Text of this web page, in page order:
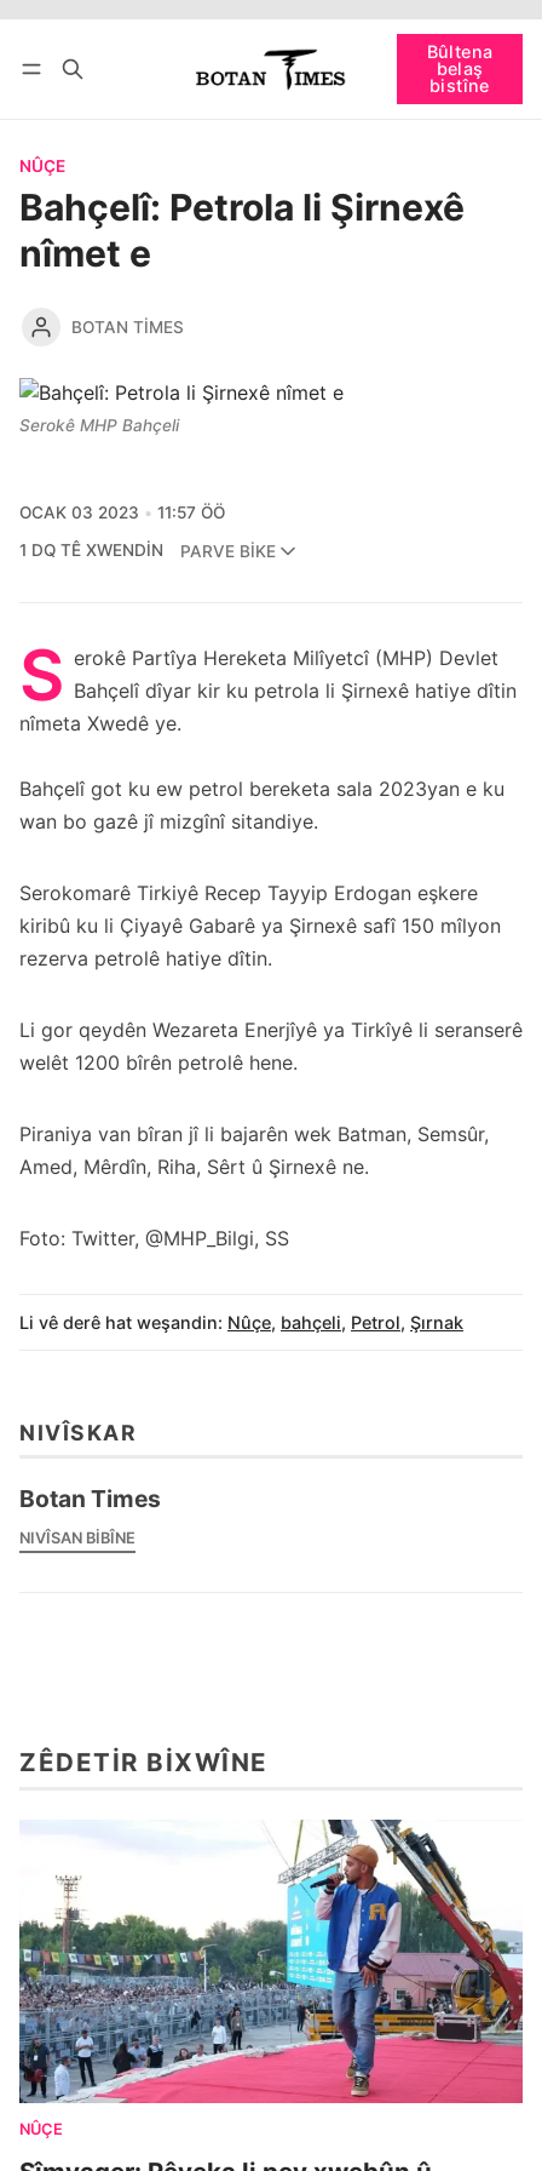
Bûltena
belaş
bistîne
bişopîne
NÛÇE
Bahçelî: Petrola li Şirnexê
nîmet e
BOTAN TIMES
Serokê MHP Bahçeli
OCAK 03 2023
11:57 ÖÖ
1 DQ TÊ XWENDIN
PARVE BIKE
S erokê Partîya Hereketa Milîyetcî (MHP) Devlet
Bahçelî dîyar kir ku petrola li Şirnexê hatiye dîtin
nîmeta Xwedê ye.
Bahçelî got ku ew petrol bereketa sala 2023yan e ku
wan bo gazê jî mizgînî sitandiye.
Serokomarê Tirkiyê Recep Tayyip Erdogan eşkere
kiribû ku li Çiyayê Gabarê ya Şirnexê safî 150 mîlyon
rezerva petrolê hatiye dîtin.
Li gor qeydên Wezareta Enerjîyê ya Tirkîyê li seranserê
welêt 1200 bîrên petrolê hene.
Piraniya van bîran jî li bajarên wek Batman, Semsûr,
Amed, Mêrdîn, Riha, Sêrt û Şirnexê ne.
Foto: Twitter, @MHP_Bilgi, SS
Li vê derê hat weşandin: Nûçe, bahçeli, Petrol, Şırnak
NIVÎSKAR
Botan Times
NIVÎSAN BIBÎNE
ZÊDETIR BIXWÎNE
NÛÇE